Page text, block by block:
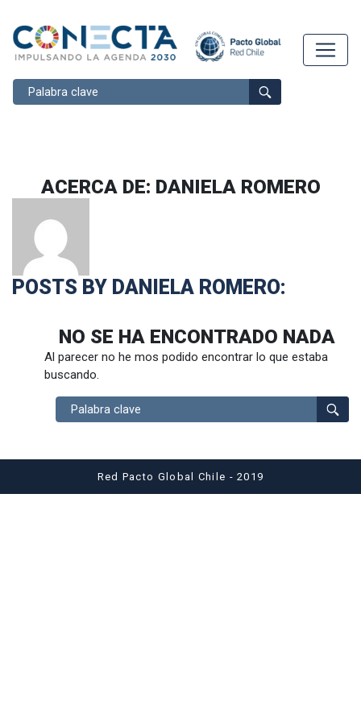
Buscar
ACERCA DE: DANIELA ROMERO
POSTS BY DANIELA ROMERO:
NO SE HA ENCONTRADO NADA
Al parecer no he mos podido encontrar lo que estaba
buscando.
Buscar
Red Pacto Global Chile - 2019